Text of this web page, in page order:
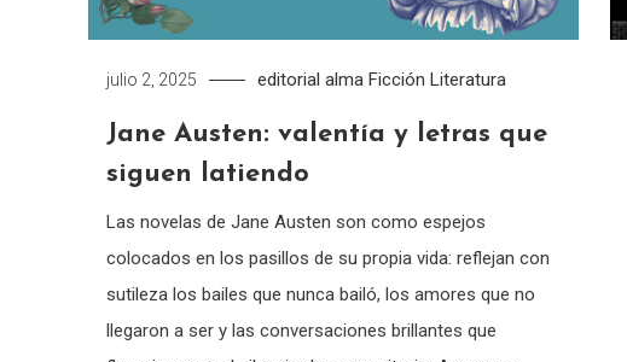
julio 2, 2025 editorial alma Ficción Literatura
Jane Austen: valentía y letras que
siguen latiendo
Las novelas de Jane Austen son como espejos
colocados en los pasillos de su propia vida: reflejan con
sutileza los bailes que nunca bailó, los amores que no
llegaron a ser y las conversaciones brillantes que